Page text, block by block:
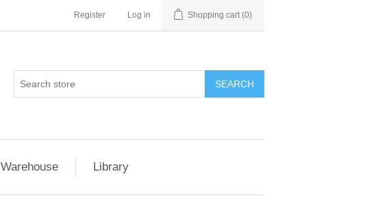
Register Log in Shopping cart (0)
Warehouse Library